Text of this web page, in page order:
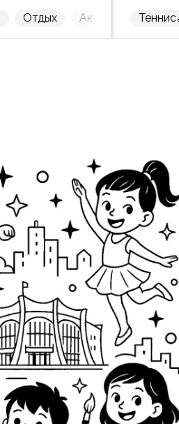
Отдых Активный отдых